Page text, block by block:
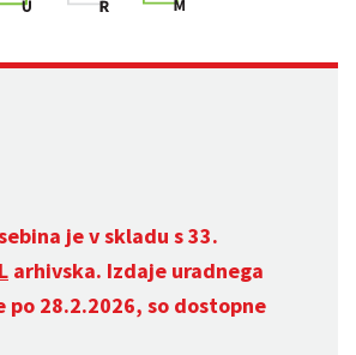
je v skladu s 33.
arhivska. Izdaje uradnega
po 28.2.2026, so dostopne